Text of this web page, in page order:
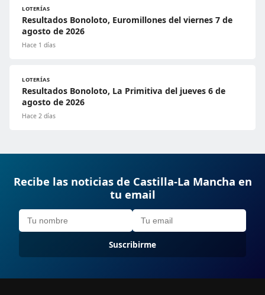
LOTERÍAS
Resultados Bonoloto, Euromillones del viernes 7 de
agosto de 2026
Hace 1 días
LOTERÍAS
Resultados Bonoloto, La Primitiva del jueves 6 de
agosto de 2026
Hace 2 días
Recibe las noticias de Castilla-La Mancha en
tu email
Suscribirme